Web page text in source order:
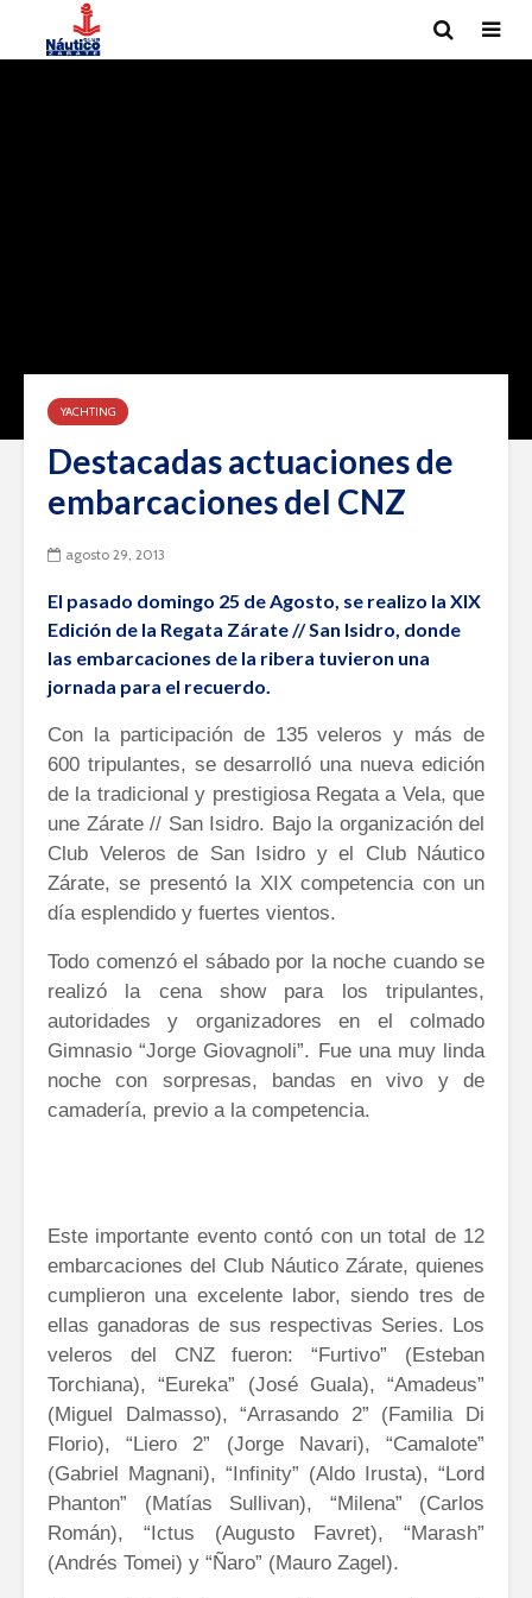
YACHTING
Destacadas actuaciones de
embarcaciones del CNZ
agosto 29, 2013
El pasado domingo 25 de Agosto, se realizo la XIX
Edición de la Regata Zárate // San Isidro, donde
las embarcaciones de la ribera tuvieron una
jornada para el recuerdo.
Con la participación de 135 veleros y más de
600 tripulantes, se desarrolló una nueva edición
de la tradicional y prestigiosa Regata a Vela, que
une Zárate // San Isidro. Bajo la organización del
Club Veleros de San Isidro y el Club Náutico
Zárate, se presentó la XIX competencia con un
día esplendido y fuertes vientos.
Todo comenzó el sábado por la noche cuando se
realizó la cena show para los tripulantes,
autoridades y organizadores en el colmado
Gimnasio “Jorge Giovagnoli”. Fue una muy linda
noche con sorpresas, bandas en vivo y de
camadería, previo a la competencia.
Este importante evento contó con un total de 12
embarcaciones del Club Náutico Zárate, quienes
cumplieron una excelente labor, siendo tres de
ellas ganadoras de sus respectivas Series. Los
veleros del CNZ fueron: “Furtivo” (Esteban
Torchiana), “Eureka” (José Guala), “Amadeus”
(Miguel Dalmasso), “Arrasando 2” (Familia Di
Florio), “Liero 2” (Jorge Navari), “Camalote”
(Gabriel Magnani), “Infinity” (Aldo Irusta), “Lord
Phanton” (Matías Sullivan), “Milena” (Carlos
Román), “Ictus (Augusto Favret), “Marash”
(Andrés Tomei) y “Ñaro” (Mauro Zagel).